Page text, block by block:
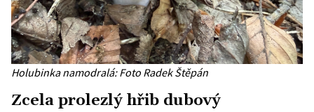
Holubinka namodralá: Foto Radek Štěpán
Zcela prolezlý hřib dubový